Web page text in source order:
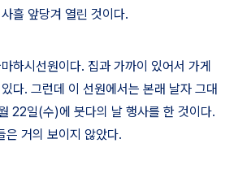
흘 앞당겨 열린 것이다.
하시선원이다. 집과 가까이 있어서 가게
다. 그런데 이 선원에서는 본래 날자 그대
22일(수)에 붓다의 날 행사를 한 것이다.
은 거의 보이지 않았다.